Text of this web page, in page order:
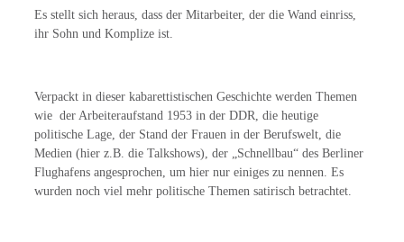
Es stellt sich heraus, dass der Mitarbeiter, der die Wand einriss,
ihr Sohn und Komplize ist.
Verpackt in dieser kabarettistischen Geschichte werden Themen
wie der Arbeiteraufstand 1953 in der DDR, die heutige
politische Lage, der Stand der Frauen in der Berufswelt, die
Medien (hier z.B. die Talkshows), der „Schnellbau“ des Berliner
Flughafens angesprochen, um hier nur einiges zu nennen. Es
wurden noch viel mehr politische Themen satirisch betrachtet.